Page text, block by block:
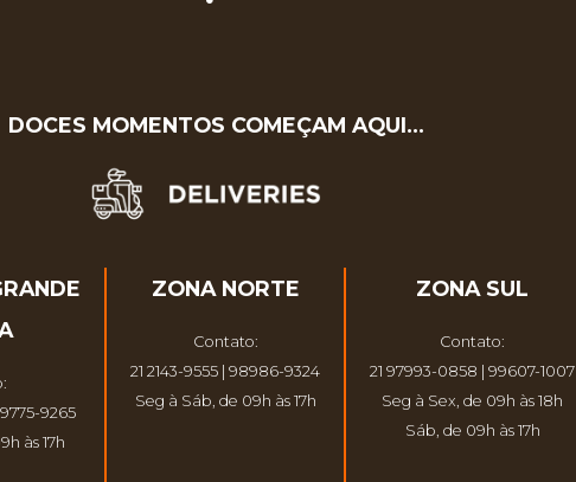
DOCES MOMENTOS COMEÇAM AQUI…
9265
às 17h
ZONA NORTE
Contato:
21 2143-9555 | 98986-9324
Seg à Sáb, de 09h às 17h
ZONA SUL
Contato:
21 97993-0858 | 99607-1007
Seg à Sex, de 09h às 18h
Sáb, de 09h às 17h